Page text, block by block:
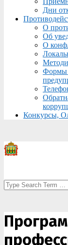
Дни
О
Об
О
Формы
Конкурсы,
Search